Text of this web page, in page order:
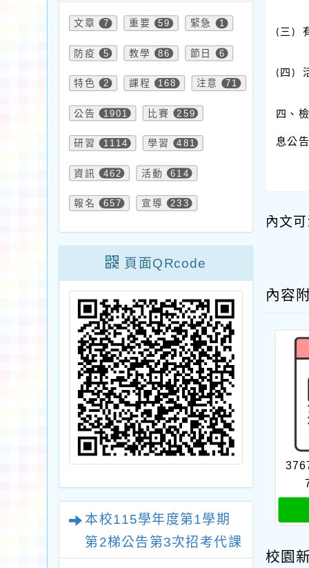
文章 7 重要 59 緊急 1
防疫 5 教學 86 節日 6
特色 2 課程 168 注意 71
公告 1901 比賽 259
研習 1114 學習 481
資訊 462 活動 614
報名 657 宣導 233
頁面QRcode
本校115學年度第1學期
第2梯公告第3次招考代課
(三 )
( 四 )
四、
息公
內文
內容
校園